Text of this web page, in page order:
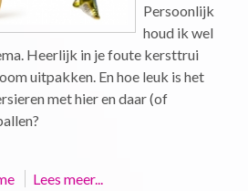
Persoonlijk
houd ik wel
Heerlijk in je foute kersttrui
uitpakken. En hoe leuk is het
met hier en daar (of
Lees meer...